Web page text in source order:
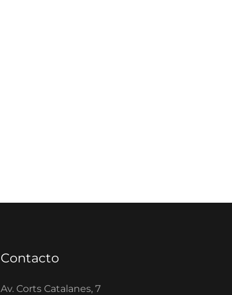
Contacto
Av. Corts Catalanes, 7